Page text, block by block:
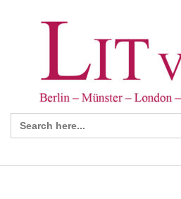
Search
for: